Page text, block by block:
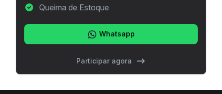
Queima de Estoque
Whatsapp
Participar agora